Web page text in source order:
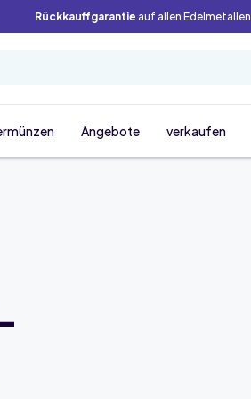
Rückkauffgarantie auf allen Edelmetallen
Angebote verkaufen